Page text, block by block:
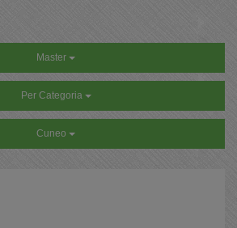
Master
Per Categoria
Cuneo